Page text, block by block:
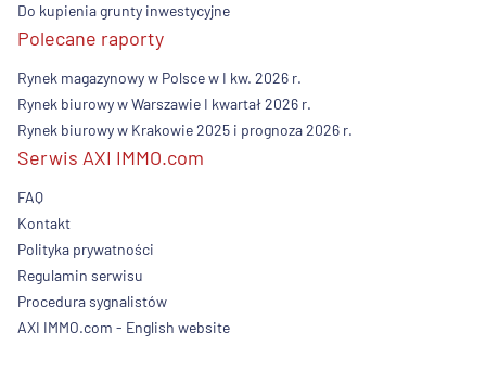
Do kupienia grunty inwestycyjne
Polecane raporty
Rynek magazynowy w Polsce w I kw. 2026 r.
Rynek biurowy w Warszawie I kwartał 2026 r.
Rynek biurowy w Krakowie 2025 i prognoza 2026 r.
Serwis AXI IMMO.com
FAQ
Kontakt
Polityka prywatności
Regulamin serwisu
Procedura sygnalistów
AXI IMMO.com - English website